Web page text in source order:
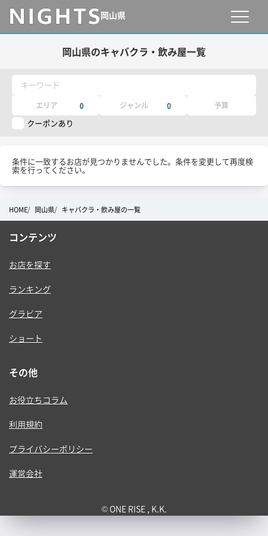
岡山県
岡山県のキャバクラ・飲み屋一覧
キーワード
エリア 0 ジャンル 0 予算
クーポンあり
条件に一致するお店が見つかりませんでした。条件を変更して再度検
索を行ってください。
HOME 岡山県 キャバクラ・飲み屋の一覧
コンテンツ
お店を探す
ランキング
グラビア
ショート
その他
お役立ちコラム
利用規約
プライバシーポリシー
運営会社
© ONE RISE , K.K.